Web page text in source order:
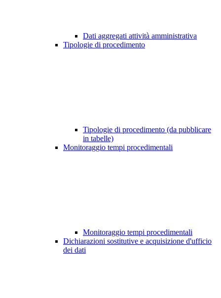
Dati aggregati attività amministrativa
Tipologie di procedimento
Tipologie di procedimento (da pubblicare
in tabelle)
Monitoraggio tempi procedimentali
Monitoraggio tempi procedimentali
Dichiarazioni sostitutive e acquisizione d'ufficio
dei dati